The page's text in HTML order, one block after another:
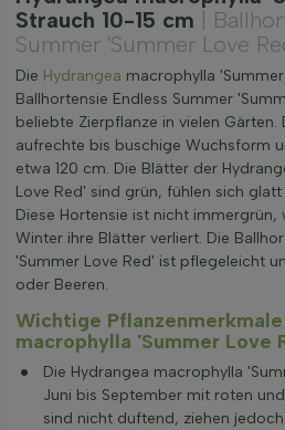
Strauch 10-15 cm
|
Summer 'Summer Love
Die Hydrangea macrophylla
Ballhortensie Endless Summer
beliebte Zierpflanze in vielen Gärten.
aufrechte bis buschige Wuchsform
etwa 120 cm. Die Blätter der
Love Red' sind grün, fühlen sich
Diese Hortensie ist nicht
Winter ihre Blätter verliert. Die
'Summer Love Red' ist pflegeleicht
oder Beeren.
Wichtige
macrophylla 'Summer Love
Die Hydrangea macrophylla
Juni bis September mit roten
sind nicht duftend, ziehen